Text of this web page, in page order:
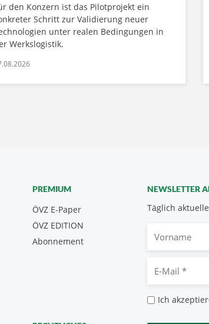
den Konzern ist das Pilotprojekt ein
Schritt zur Validierung neuer
unter realen Bedingungen in
Werkslogistik.
NEWSLETTER
Täglich
Mail
Ich
CAPTCHA
PREMIUM
ÖVZ E-Paper
Abonnement
ÖVZ EDITION